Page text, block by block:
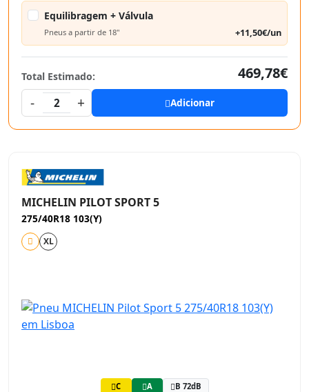
Equilibragem + Válvula
Pneus a partir de 18" +11,50€/un
Total Estimado:
469,78€
-
2 + Adicionar
MICHELIN PILOT SPORT 5
275/40R18 103(Y)
XL
C A B 72dB